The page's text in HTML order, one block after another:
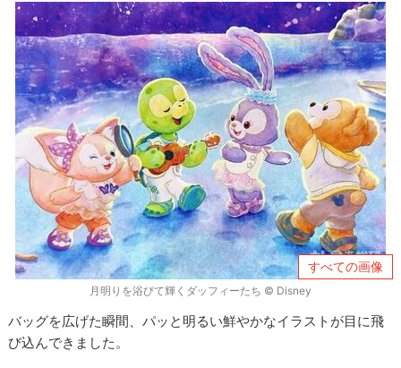
すべての画像
月明りを浴びて輝くダッフィーたち © Disney
バッグを広げた瞬間、パッと明るい鮮やかなイラストが目に飛
び込んできました。